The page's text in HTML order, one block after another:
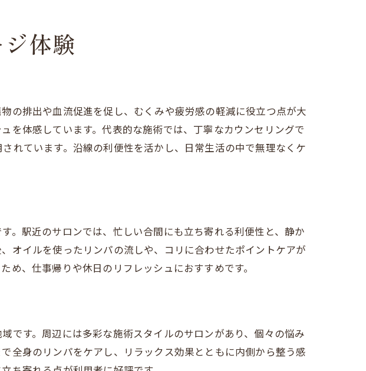
見つかる理由
は
特徴を解説
れる理由
けるメリット
マッサージの選び方
ッサージの魅力
サロン選びのコツ
体験
の排出や血流促進を促し、むくみや疲労感の軽減に役立つ点が大
を体感しています。代表的な施術では、丁寧なカウンセリングで
れています。沿線の利便性を活かし、日常生活の中で無理なくケ
。駅近のサロンでは、忙しい合間にも立ち寄れる利便性と、静か
オイルを使ったリンパの流しや、コリに合わせたポイントケアが
、仕事帰りや休日のリフレッシュにおすすめです。
です。周辺には多彩な施術スタイルのサロンがあり、個々の悩み
全身のリンパをケアし、リラックス効果とともに内側から整う感